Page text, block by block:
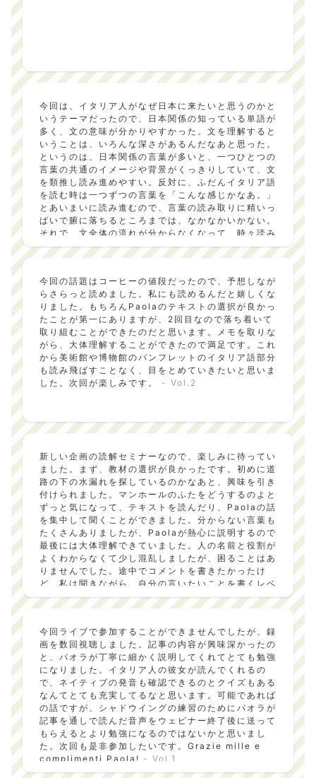
今回は、イタリア人がなぜ日本に来たいと思うのかと
いうテーマだったので、日本関係の知っている単語が
多く、文の意味が分かりやすかった。文を理解すると
いうことは、いろんな深さがあるんだなあと思った。
というのは、日本関係の言葉が多いと、一つひとつの
言葉の共通のイメージや背景がくっきりしていて、文
を類推し読み進めやすい。反対に、ふだんイタリア語
を読む時は一つずつの言葉を「こんな感じかなあ。」
とあいまいに読み進むので、言葉の読み取りに精いっ
ぱいで腑に落ちるところまでは、なかなかいかない。
それで、文全体の流れが分からなくなって、時々読み
間違えたりする。「わあ、イタリア人ってこんなふう
に感じるんだ。」と驚いたりもする。そのギャップが
アドバイスは、具体的なので楽しみながら読めた。今
回のテーマは、今までと視点を変えたという点で大変
良かった。Paolaは、毎回よく工夫を重ねていると思
い、感心した。次回が、楽しみ。 - Vol.3
今回の話題はコーヒーの値段だったので、予想しなが
らさらっと読めました。私にも読めるんだと嬉しくな
りました。もちろんPaolaのテキストの選択が良かっ
たことが第一にありますが、2回目なので落ち着いて
取り組むことができたのだと思います。メモを取りな
がら、大体理解することができたので満足です。これ
から美術館や博物館のパンフレットのイタリア語部分
も読み飛ばすことなく、目をとめていきたいと思いま
した。次回が楽しみです。 - Vol.2
新しい企画の読解セミナーなので、楽しみに待ってい
ました。まず、教材の選択が良かったです。初めに道
路の下の水漏れを探しているのかなあと、興味を引き
付けられました。マンホールのふたをどうするのよと
ずっと気になって、テキストを読んだり、Paolaの話
を集中して聞くことができました。分からない言葉も
たくさんありましたが、Paolaが熱心に説明するので
最後には大体理解できていました。人の名前と役割が
よくわからなくて少し混乱しましたが、困ることはあ
りませんでした。途中でコメントを書きたかったけ
ど、私は聞きながら、自分の言いたいことを書くレベ
ルには達していませんでした。今からテキストを落ち
着いて読んでみたいと思います。ぜひ次の企画でも、
にしてほしいです。- Vol.1
今回ライブで参加することができませんでしたが、録
画を数回視聴しました。記事の内容が興味深かったの
と、パオラが丁寧に細かく説明してくれてとても勉強
になりました。イタリア人の彼女が読んでくれるの
で、ネイティブの発音も確認できるのとクイズもある
なんてとても充実してるなと思います。可能であれば
の話ですが、シャドウイングの練習のためにパオラが
記事を通しで読んだ音声をウェビナー終了後に送って
もらえるとより勉強になるのではないかと思いまし
た。次回も是非参加したいです。Grazie mille e
complimenti Paola! - Vol.1